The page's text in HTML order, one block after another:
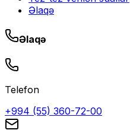
Əlaqə
Əlaqə
Telefon
+994 (55) 360-72-00